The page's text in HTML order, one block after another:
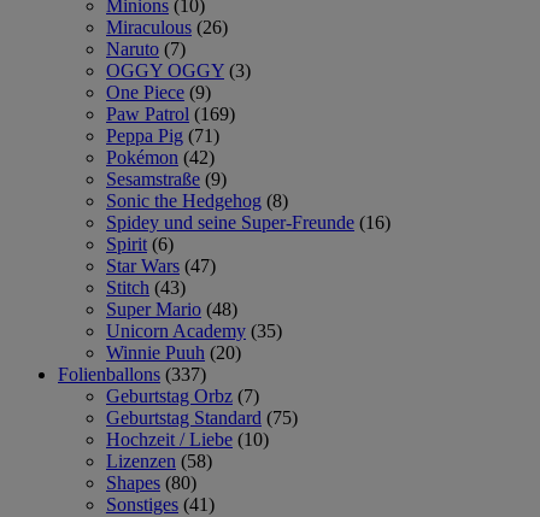
Minions (10)
Miraculous (26)
Naruto (7)
OGGY OGGY (3)
One Piece (9)
Paw Patrol (169)
Peppa Pig (71)
Pokémon (42)
Sesamstraße (9)
Sonic the Hedgehog (8)
Spidey und seine Super-Freunde (16)
Spirit (6)
Star Wars (47)
Stitch (43)
Super Mario (48)
Unicorn Academy (35)
Winnie Puuh (20)
Folienballons (337)
Geburtstag Orbz (7)
Geburtstag Standard (75)
Hochzeit / Liebe (10)
Lizenzen (58)
Shapes (80)
Sonstiges (41)